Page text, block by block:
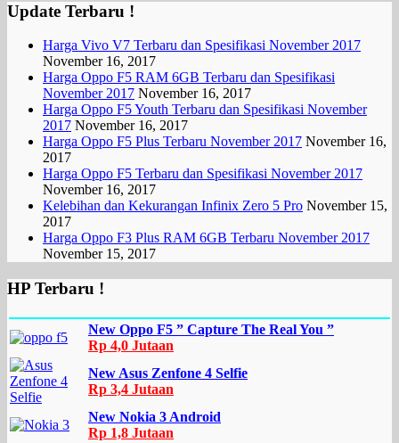
Update Terbaru !
Harga Vivo V7 Terbaru dan Spesifikasi November 2017
November 16, 2017
Harga Oppo F5 RAM 6GB Terbaru dan Spesifikasi
November 2017 November 16, 2017
Harga Oppo F5 Youth Terbaru dan Spesifikasi November
2017 November 16, 2017
Harga Oppo F5 Plus Terbaru November 2017 November 16,
2017
Harga Oppo F5 Terbaru dan Spesifikasi November 2017
November 16, 2017
Kelebihan dan Kekurangan Infinix Zero 5 Pro November 15,
2017
Harga Oppo F3 Plus RAM 6GB Terbaru November 2017
November 15, 2017
HP Terbaru !
New Oppo F5 ” Capture The Real You ”
Rp 4,0 Jutaan
New Asus Zenfone 4 Selfie
Rp 3,4 Jutaan
New Nokia 3 Android
Rp 1,8 Jutaan